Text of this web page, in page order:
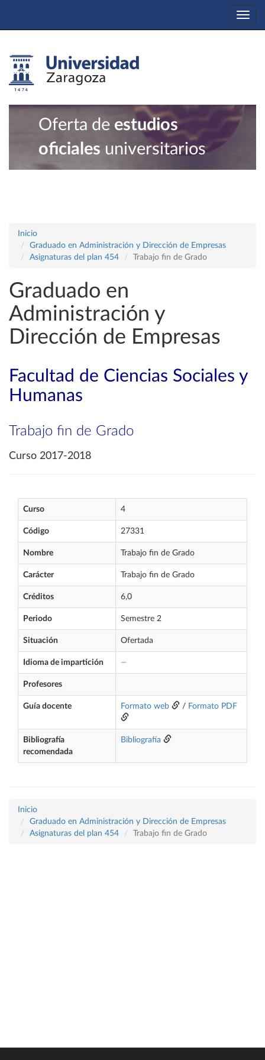
Oferta de estudios
oficiales universitarios
Inicio
Graduado en Administración y Dirección de Empresas
Asignaturas del plan 454
Trabajo fin de Grado
Graduado en
Administración y
Dirección de Empresas
Facultad de Ciencias Sociales y
Humanas
Trabajo fin de Grado
Curso 2017-2018
Curso 4
Código 27331
Nombre Trabajo fin de Grado
Carácter Trabajo fin de Grado
Créditos 6,0
Periodo Semestre 2
Situación Ofertada
Idioma de impartición —
Profesores
Guía docente Formato web / Formato PDF
Bibliografía
recomendada
Bibliografía
Inicio
Graduado en Administración y Dirección de Empresas
Asignaturas del plan 454
Trabajo fin de Grado